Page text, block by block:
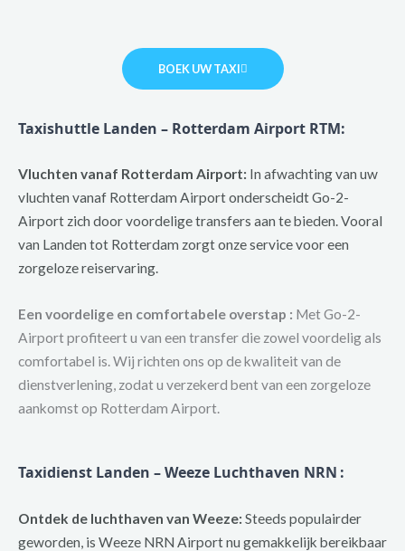
BOEK UW TAXI
Taxishuttle Landen – Rotterdam Airport RTM:
Vluchten vanaf Rotterdam Airport: In afwachting van uw
vluchten vanaf Rotterdam Airport onderscheidt Go-2-
Airport zich door voordelige transfers aan te bieden. Vooral
van Landen tot Rotterdam zorgt onze service voor een
zorgeloze reiservaring.
Een voordelige en comfortabele overstap : Met Go-2-
Airport profiteert u van een transfer die zowel voordelig als
comfortabel is. Wij richten ons op de kwaliteit van de
dienstverlening, zodat u verzekerd bent van een zorgeloze
aankomst op Rotterdam Airport.
Taxidienst Landen – Weeze Luchthaven NRN :
Ontdek de luchthaven van Weeze: Steeds populairder
geworden, is Weeze NRN Airport nu gemakkelijk bereikbaar